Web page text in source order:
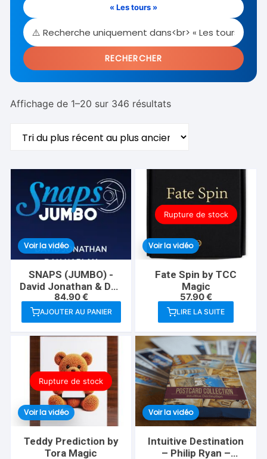
« Les tours »
RECHERCHER
Affichage de 1–20 sur 346 résultatsTrié
ancien
Voir la vidéo
SNAPS (JUMBO) -
David Jonathan & Dan
Harlan
84.90€
AJOUTER AU PANIER
Rupture de stock
Voir la vidéo
Fate Spin by TCC
Magic
57.90€
LIRE LA SUITE
Rupture de stock
Voir la vidéo
Teddy Prediction by
Tora Magic
Voir la vidéo
Intuitive Destination
– Philip Ryan –